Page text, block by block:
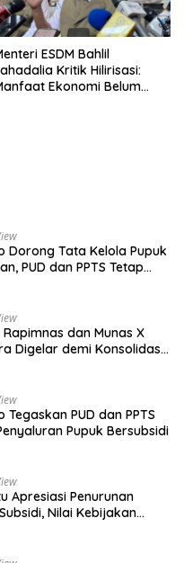
ESDM Bahlil
Kritik Hilirisasi:
Ekonomi Belum
Dorong Tata Kelola Pupuk
PUD dan PPTS Tetap
Rapimnas dan Munas X
Digelar demi Konsolidasi
PUD dan PPTS
Pupuk Bersubsidi
Apresiasi Penurunan
Nilai Kebijakan